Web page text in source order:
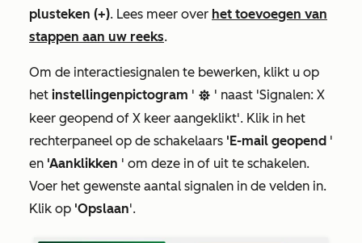
plusteken (+). Lees meer over het toevoegen van
stappen aan uw reeks.
Om de interactiesignalen te bewerken, klikt u op
het instellingenpictogram ' settings ' naast 'Signalen: X
keer geopend of X keer aangeklikt'. Klik in het
rechterpaneel op de schakelaars 'E-mail geopend '
en 'Aanklikken ' om deze in of uit te schakelen.
Voer het gewenste aantal signalen in de velden in.
Klik op 'Opslaan'.